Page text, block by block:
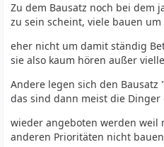
Zu dem Bausatz noch bei dem
zu sein scheint, viele bauen
eher nicht um damit ständig
sie also kaum hören außer
Andere legen sich den
das sind dann meist die
wieder angeboten werden
anderen Prioritäten nicht